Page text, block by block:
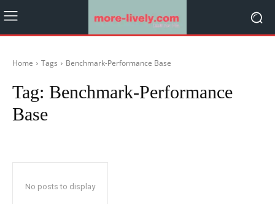
Home Tags Benchmark-Performance Base
Tag: Benchmark-Performance
Base
No posts to display